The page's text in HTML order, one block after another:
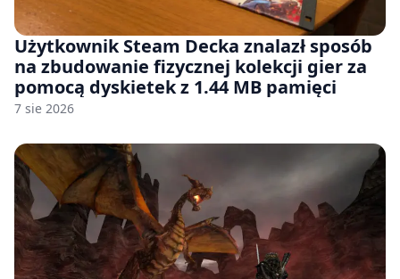
Użytkownik Steam Decka znalazł sposób
na zbudowanie fizycznej kolekcji gier za
pomocą dyskietek z 1.44 MB pamięci
7 sie 2026